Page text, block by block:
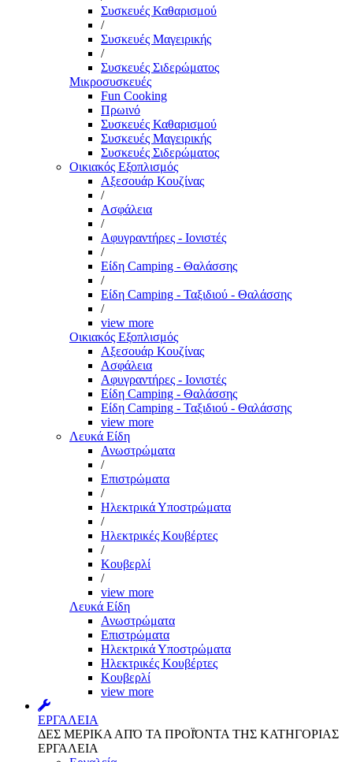
Συσκευές Καθαρισμού
/
Συσκευές Μαγειρικής
/
Συσκευές Σιδερώματος
Μικροσυσκευές
Fun Cooking
Πρωινό
Συσκευές Καθαρισμού
Συσκευές Μαγειρικής
Συσκευές Σιδερώματος
Οικιακός Εξοπλισμός
Αξεσουάρ Κουζίνας
/
Ασφάλεια
/
Αφυγραντήρες - Ιονιστές
/
Είδη Camping - Θαλάσσης
/
Είδη Camping - Ταξιδιού - Θαλάσσης
/
view more
Οικιακός Εξοπλισμός
Αξεσουάρ Κουζίνας
Ασφάλεια
Αφυγραντήρες - Ιονιστές
Είδη Camping - Θαλάσσης
Είδη Camping - Ταξιδιού - Θαλάσσης
view more
Λευκά Είδη
Ανωστρώματα
/
Επιστρώματα
/
Ηλεκτρικά Υποστρώματα
/
Ηλεκτρικές Κουβέρτες
/
Κουβερλί
/
view more
Λευκά Είδη
Ανωστρώματα
Επιστρώματα
Ηλεκτρικά Υποστρώματα
Ηλεκτρικές Κουβέρτες
Κουβερλί
view more
ΕΡΓΑΛΕΙΑ
ΔΕΣ ΜΕΡΙΚΑ ΑΠΌ ΤΑ ΠΡΟΪΌΝΤΑ ΤΗΣ ΚΑΤΗΓΟΡΙΑΣ
ΕΡΓΑΛΕΙΑ